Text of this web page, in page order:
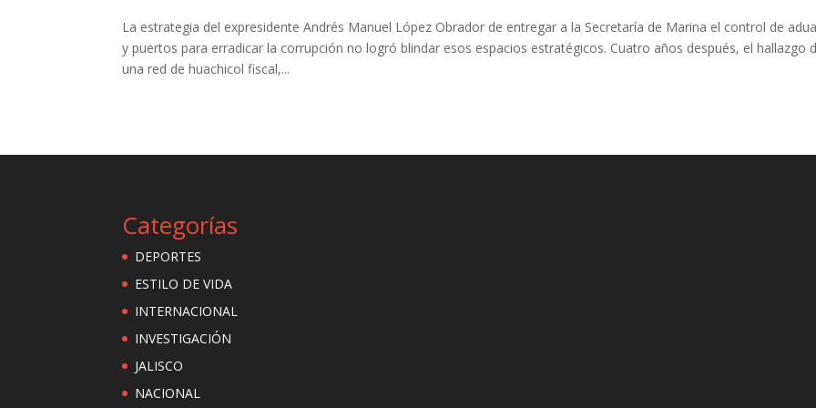
La estrategia del expresidente Andrés Manuel López Obrador de entregar a la Secretaría de Marina el control de
y puertos para erradicar la corrupción no logró blindar esos espacios estratégicos. Cuatro años después, el hallazgo
una red de huachicol fiscal,...
Categorías
DEPORTES
ESTILO DE VIDA
INTERNACIONAL
INVESTIGACIÓN
JALISCO
NACIONAL